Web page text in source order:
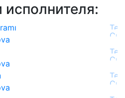
исполнителя: